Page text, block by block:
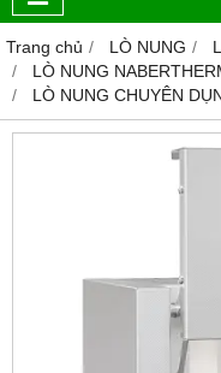
Trang chủ LÒ NUNG
LÒ NUNG
LÒ NUNG CHUYÊN